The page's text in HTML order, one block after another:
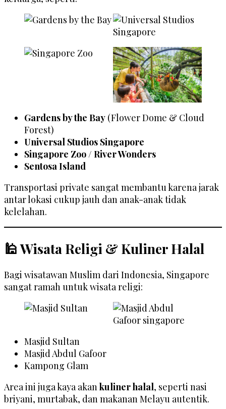
Gardens by the Bay (Flower Dome & Cloud
Forest)
Universal Studios Singapore
Singapore Zoo / River Wonders
Sentosa Island
Transportasi private sangat membantu karena jarak
antar lokasi cukup jauh dan anak-anak tidak
kelelahan.
🕌 Wisata Religi & Kuliner Halal
Bagi wisatawan Muslim dari Indonesia, Singapore
sangat ramah untuk wisata religi:
Masjid Sultan
Masjid Abdul Gafoor
Kampong Glam
Area ini juga kaya akankuliner halal, seperti nasi
briyani, murtabak, dan makanan Melayu autentik.